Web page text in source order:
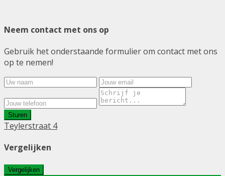
Neem contact met ons op
Gebruik het onderstaande formulier om contact met ons
op te nemen!
Sturen
Teylerstraat 4
Vergelijken
Vergelijken